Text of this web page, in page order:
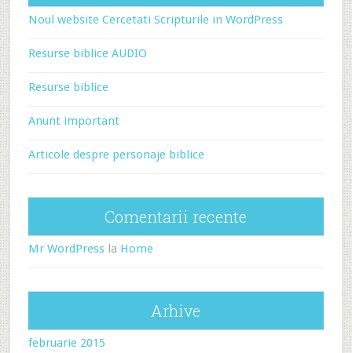
Noul website Cercetati Scripturile in WordPress
Resurse biblice AUDIO
Resurse biblice
Anunt important
Articole despre personaje biblice
Comentarii recente
Mr WordPressla Home
Arhive
februarie 2015